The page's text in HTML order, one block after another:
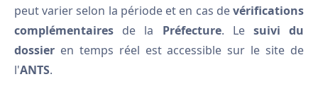
peut varier selon la période et en cas devérifications
complémentaires de la Préfecture. Le suivi du
dossier en temps réel est accessible sur le site de
l'ANTS.